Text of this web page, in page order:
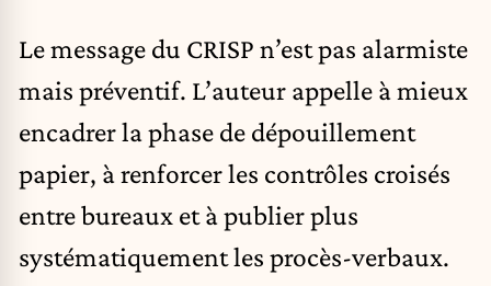
Le message du CRISP n’est pas alarmiste
mais préventif. L’auteur appelle à mieux
encadrer la phase de dépouillement
papier, à renforcer les contrôles croisés
entre bureaux et à publier plus
systématiquement les procès-verbaux.